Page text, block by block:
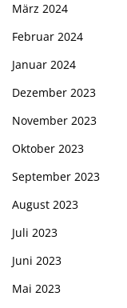
März 2024
Februar 2024
Januar 2024
Dezember 2023
November 2023
Oktober 2023
September 2023
August 2023
Juli 2023
Juni 2023
Mai 2023